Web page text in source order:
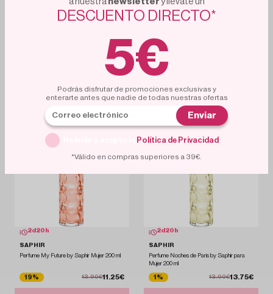
Perfume Excentric Man by Saphir para
SAPHIR
Perfume Furor by Saphir Mujer 200ml
Añadir al carrito
2d 20 h
SAPHIR
Perfume My Future by Saphir Mujer 200 ml
19% 13.90€11.25€
2d 20 h
SAPHIR
Perfume Noches de Paris by Saphir para
Mujer 200 ml
1% 13.90€13.75€
DESCUENTO DIRECTO*
5€
Podrás disfrutar de promociones exclusivas y
enterarte antes que nadie de todas nuestras ofertas
Enviar
Política de Privacidad
*Válido en compras superiores a 39€.